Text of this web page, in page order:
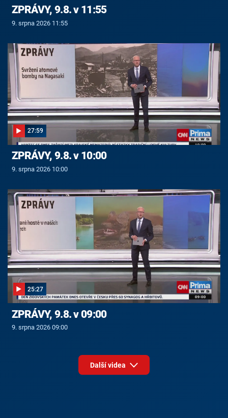
ZPRÁVY, 9.8. v 11:55
9. srpna 2026 11:55
27:59
ZPRÁVY, 9.8. v 10:00
9. srpna 2026 10:00
25:27
ZPRÁVY, 9.8. v 09:00
9. srpna 2026 09:00
Další videa